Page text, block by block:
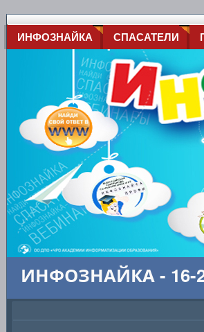
ИНФОЗНАЙКА СПАСАТЕЛИ
ИНФОЗНАЙКА - 16-